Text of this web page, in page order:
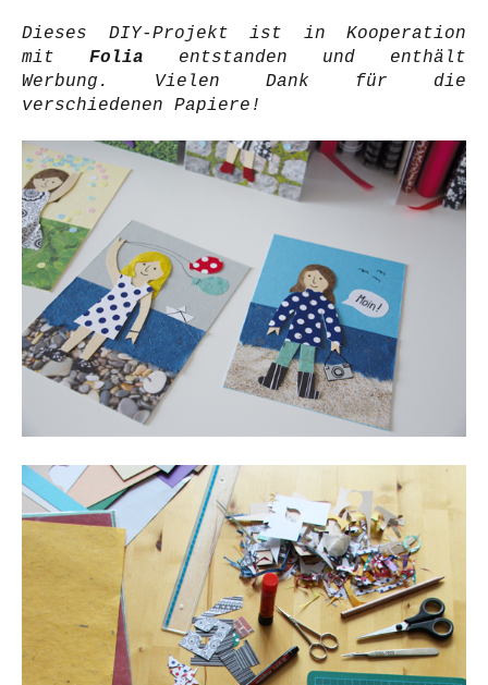
Dieses DIY-Projekt ist in Kooperation
mit Folia entstanden und enthält
Werbung. Vielen Dank für die
verschiedenen Papiere!